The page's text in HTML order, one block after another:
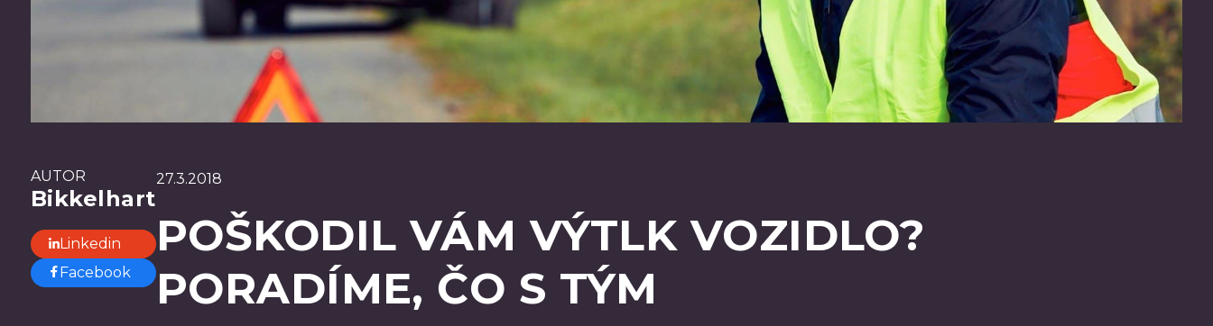
AUTOR
Bikkelhart
Linkedin
Facebook
27.3.2018
POŠKODIL VÁM VÝTLK VOZIDLO?
PORADÍME, ČO S TÝM